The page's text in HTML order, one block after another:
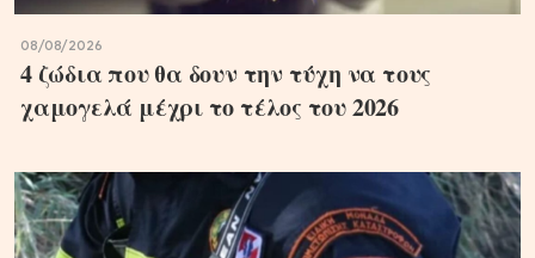
08/08/2026
4 ζώδια που θα δουν την τύχη να τους
χαμογελά μέχρι το τέλος του 2026